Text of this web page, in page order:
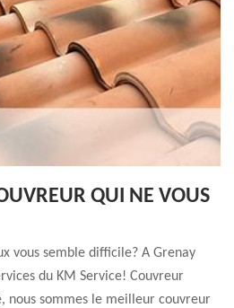
QUI NE VOUS
vous semble difficile? A Grenay
du KM Service! Couvreur
nous sommes le meilleur couvreur